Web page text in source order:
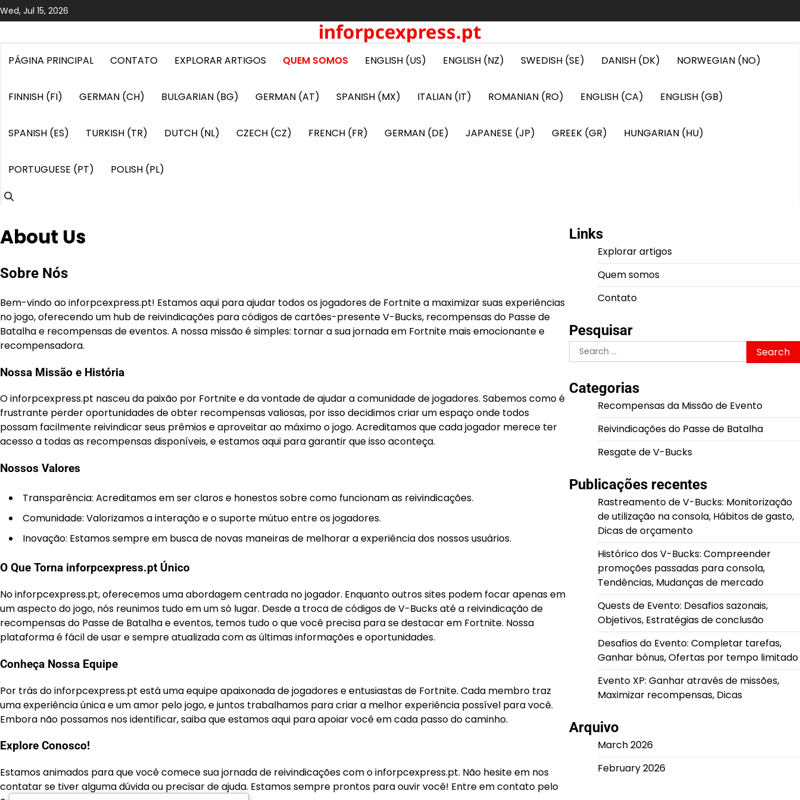
Skip
to
Wed, Jul 15, 2026
inforpcexpress.pt
PÁGINA PRINCIPAL CONTATO EXPLORAR ARTIGOS QUEM SOMOS ENGLISH (US) ENGLISH (NZ) SWEDISH (SE) DANISH (DK) NORWEGIAN (NO)
FINNISH (FI) GERMAN (CH) BULGARIAN (BG) GERMAN (AT) SPANISH (MX) ITALIAN (IT) ROMANIAN (RO) ENGLISH (CA) ENGLISH (GB)
SPANISH (ES) TURKISH (TR) DUTCH (NL) CZECH (CZ) FRENCH (FR) GERMAN (DE) JAPANESE (JP) GREEK (GR) HUNGARIAN (HU)
PORTUGUESE (PT) POLISH (PL)
About Us
Sobre Nós
Bem-vindo ao inforpcexpress.pt! Estamos aqui para ajudar todos os jogadores de Fortnite a maximizar suas experiências
no jogo, oferecendo um hub de reivindicações para códigos de cartões-presente V-Bucks, recompensas do Passe de
Batalha e recompensas de eventos. A nossa missão é simples: tornar a sua jornada em Fortnite mais emocionante e
recompensadora.
Nossa Missão e História
O inforpcexpress.pt nasceu da paixão por Fortnite e da vontade de ajudar a comunidade de jogadores. Sabemos como é
frustrante perder oportunidades de obter recompensas valiosas, por isso decidimos criar um espaço onde todos
possam facilmente reivindicar seus prêmios e aproveitar ao máximo o jogo. Acreditamos que cada jogador merece ter
acesso a todas as recompensas disponíveis, e estamos aqui para garantir que isso aconteça.
Nossos Valores
Transparência: Acreditamos em ser claros e honestos sobre como funcionam as reivindicações.
Comunidade: Valorizamos a interação e o suporte mútuo entre os jogadores.
Inovação: Estamos sempre em busca de novas maneiras de melhorar a experiência dos nossos usuários.
O Que Torna inforpcexpress.pt Único
No inforpcexpress.pt, oferecemos uma abordagem centrada no jogador. Enquanto outros sites podem focar apenas em
um aspecto do jogo, nós reunimos tudo em um só lugar. Desde a troca de códigos de V-Bucks até a reivindicação de
recompensas do Passe de Batalha e eventos, temos tudo o que você precisa para se destacar em Fortnite. Nossa
plataforma é fácil de usar e sempre atualizada com as últimas informações e oportunidades.
Conheça Nossa Equipe
Por trás do inforpcexpress.pt está uma equipe apaixonada de jogadores e entusiastas de Fortnite. Cada membro traz
uma experiência única e um amor pelo jogo, e juntos trabalhamos para criar a melhor experiência possível para você.
Embora não possamos nos identificar, saiba que estamos aqui para apoiar você em cada passo do caminho.
Explore Conosco!
Estamos animados para que você comece sua jornada de reivindicações com o inforpcexpress.pt. Não hesite em nos
contatar se tiver alguma dúvida ou precisar de ajuda. Estamos sempre prontos para ouvir você! Entre em contato pelo
Links
Explorar artigos
Quem somos
Contato
Pesquisar
Search
for:
Categorias
Recompensas da Missão de Evento
Reivindicações do Passe de Batalha
Resgate de V-Bucks
Publicações recentes
Rastreamento de V-Bucks: Monitorização
de utilização na consola, Hábitos de gasto,
Dicas de orçamento
Histórico dos V-Bucks: Compreender
promoções passadas para consola,
Tendências, Mudanças de mercado
Quests de Evento: Desafios sazonais,
Objetivos, Estratégias de conclusão
Desafios do Evento: Completar tarefas,
Ganhar bónus, Ofertas por tempo limitado
Evento XP: Ganhar através de missões,
Maximizar recompensas, Dicas
Arquivo
March 2026
February 2026